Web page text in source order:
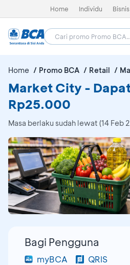
Home Individu Bisnis
Home Promo BCA Retail
Market City -
Rp25.000
Masa berlaku sudah lewat (14 Feb
Bagi Pengguna
myBCA QRIS